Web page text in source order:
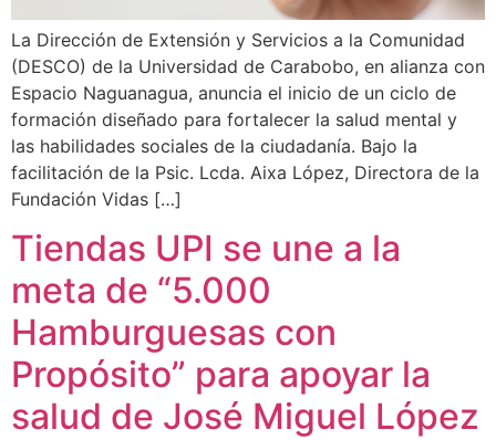
La Dirección de Extensión y Servicios a la Comunidad
(DESCO) de la Universidad de Carabobo, en alianza con
Espacio Naguanagua, anuncia el inicio de un ciclo de
formación diseñado para fortalecer la salud mental y
las habilidades sociales de la ciudadanía. Bajo la
facilitación de la Psic. Lcda. Aixa López, Directora de la
Fundación Vidas […]
Tiendas UPI se une a la
meta de “5.000
Hamburguesas con
Propósito” para apoyar la
salud de José Miguel López